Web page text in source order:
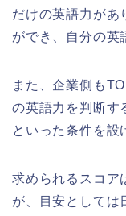
だけの英語力があ
ができ、自分の英
また、企業側も
の英語力を判断す
といった条件を設
求められるスコア
が、目安としては